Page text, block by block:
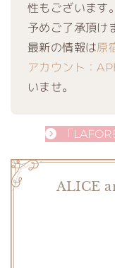
性もございます。
予めご了承頂け
最新の情報は原
アカウント：
いませ。
「
ALICE